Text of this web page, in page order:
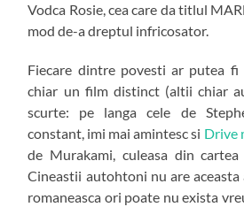
Vodca Rosie, cea care da titlul
mod de-a dreptul infricosator.
Fiecare dintre povesti ar putea
chiar un film distinct (altii chiar
scurte: pe langa cele de
constant, imi mai amintesc si Drive
de Murakami, culeasa din cartea
Cineastii autohtoni nu are aceasta
romaneasca ori poate nu exista